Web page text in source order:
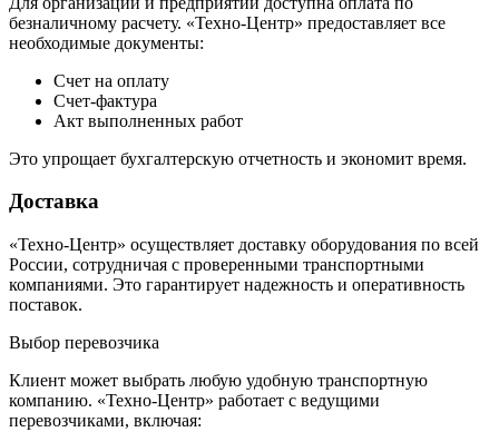
безналичному расчету. «Техно-Центр» предоставляет все
необходимые документы:
Счет на оплату
Счет-фактура
Акт выполненных работ
Это упрощает бухгалтерскую отчетность и экономит время.
Доставка
«Техно-Центр» осуществляет доставку оборудования по всей
России, сотрудничая с проверенными транспортными
компаниями. Это гарантирует надежность и оперативность
поставок.
Выбор перевозчика
Клиент может выбрать любую удобную транспортную
компанию. «Техно-Центр» работает с ведущими
перевозчиками, включая: